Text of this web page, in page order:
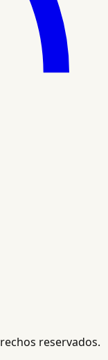
reservados.